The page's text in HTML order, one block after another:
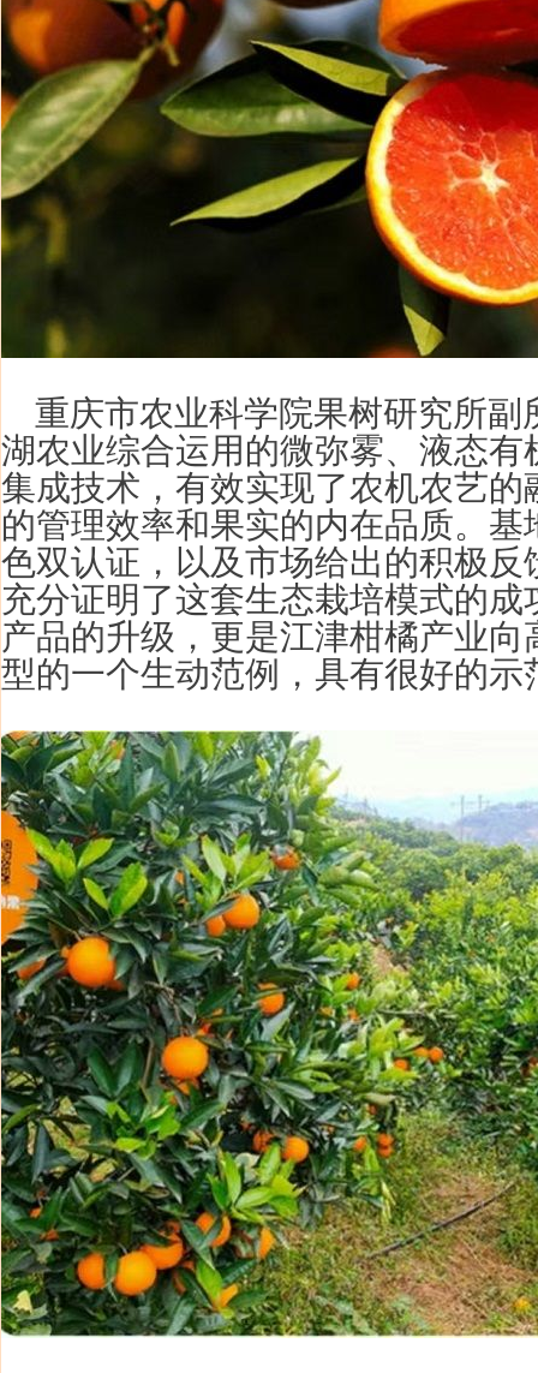
重庆市农业科学院果树研究所副
湖农业综合运用的微弥雾、液态有
集成技术，有效实现了农机农艺的
的管理效率和果实的内在品质。基
色双认证，以及市场给出的积极反
充分证明了这套生态栽培模式的成
产品的升级，更是江津柑橘产业向
型的一个生动范例，具有很好的示